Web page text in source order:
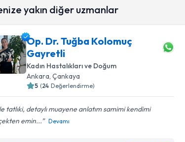
yakın diğer uzmanlar
Op. Dr. Tuğba Kolomuç
Gayretli
Kadın Hastalıkları ve Doğum
Ankara, Çankaya
5 (24 Değerlendirme)
tatlıki, detaylı muayene anlatım samimi kendimi
emin...
Devamı